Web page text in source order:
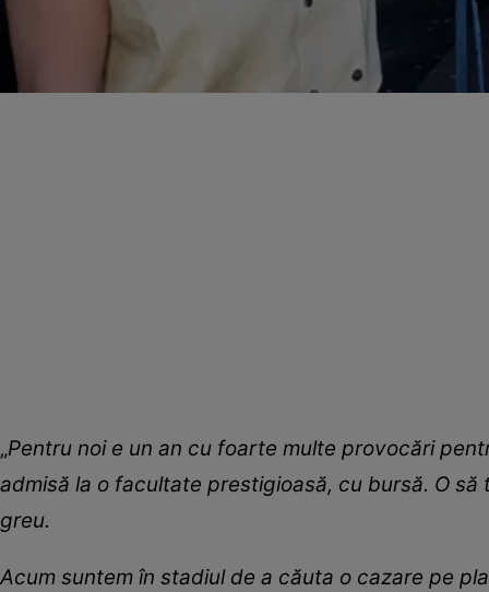
„Pentru noi e un an cu foarte multe provocări
admisă la o facultate prestigioasă, cu bursă. O
greu.
Acum suntem în stadiul de a căuta o cazare pe